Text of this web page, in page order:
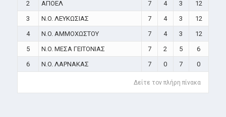
2
ΑΠΟΕΛ 7 4 3
12
3
N.O. ΛΕΥΚΩΣΙΑΣ 7 4 3
12
4
N.O. ΑΜΜΟΧΩΣΤΟΥ 7 4 3
12
5
N.O. ΜΕΣΑ ΓΕΙΤΟΝΙΑΣ 7 2 5
6
6
N.O. ΛΑΡΝΑΚΑΣ 7 0 7 0
Δείτε τον πλήρη πίνακα